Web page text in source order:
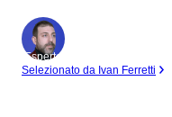
Esperto
Selezionato da Ivan Ferretti